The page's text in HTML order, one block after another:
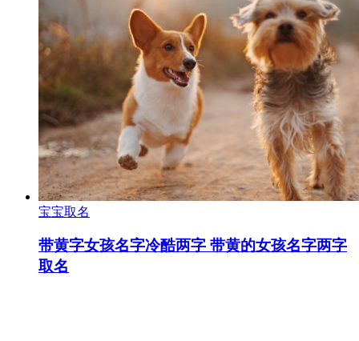
宝宝取名
带黄字女孩名字冷酷两字 带黄的女孩名字两字
取名